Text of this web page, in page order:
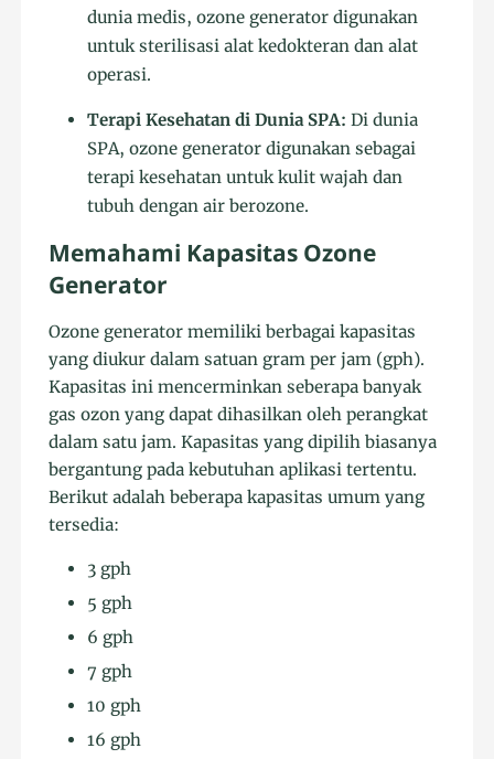
dunia medis, ozone generator digunakan
untuk sterilisasi alat kedokteran dan alat
operasi.
Terapi Kesehatan di Dunia SPA: Di dunia
SPA, ozone generator digunakan sebagai
terapi kesehatan untuk kulit wajah dan
tubuh dengan air berozone.
Memahami Kapasitas Ozone
Generator
Ozone generator memiliki berbagai kapasitas
yang diukur dalam satuan gram per jam (gph).
Kapasitas ini mencerminkan seberapa banyak
gas ozon yang dapat dihasilkan oleh perangkat
dalam satu jam. Kapasitas yang dipilih biasanya
bergantung pada kebutuhan aplikasi tertentu.
Berikut adalah beberapa kapasitas umum yang
tersedia:
3 gph
5 gph
6 gph
7 gph
10 gph
16 gph